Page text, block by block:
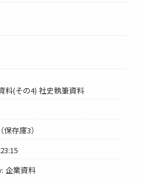
料(その4) 社史執筆資料
存庫3）
企業資料